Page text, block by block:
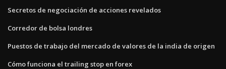
Secretos de negociación de acciones revelados
Corredor de bolsa londres
Puestos de trabajo del mercado de valores de la india de origen
Cómo funciona el trailing stop en forex